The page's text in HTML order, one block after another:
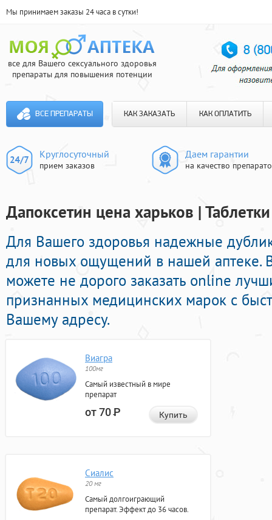
Мы принимаем заказы 24 часа в сутки!
все для Вашего сексуального здоровья
препараты для повышения потенции
ВСЕ ПРЕПАРАТЫ КАК ЗАКАЗАТЬ КАК ОПЛАТИТЬ
Круглосуточный
прием заказов
Даем гарантии
на качество
Дапоксетин цена харьков |
Для Вашего здоровья надежные
для новых ощущений в нашей аптеке.
можете не дорого заказать online
признанных медицинских марок с
Вашему адресу.
Виагра
100мг
Самый известный в мире
препарат
от 70Р Купить
Сиалис
20 мг
Самый долгоиграющий
препарат. Эффект до 36 часов.